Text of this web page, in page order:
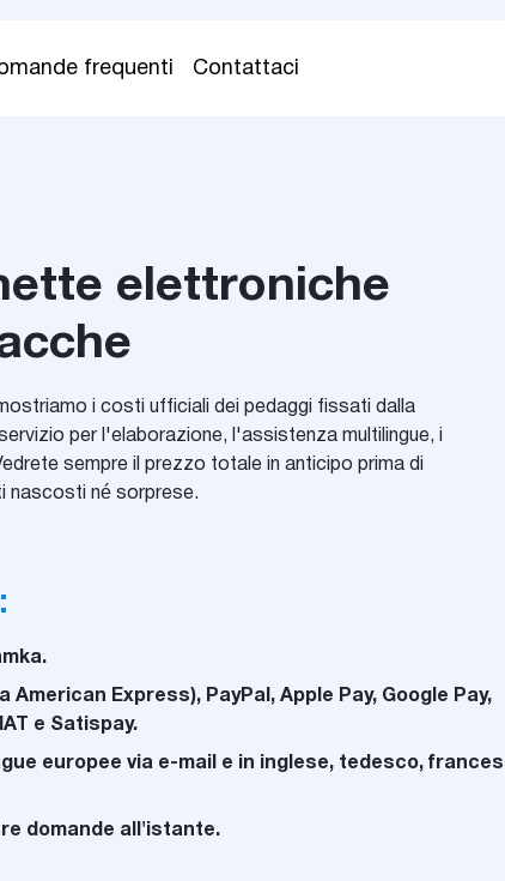
frequenti Contattaci
elettroniche
i costi ufficiali dei pedaggi fissati dalla
per l'elaborazione, l'assistenza multilingue, i
sempre il prezzo totale in anticipo prima di
nascosti né sorprese.
Express), PayPal, Apple Pay, Google Pay,
e Satispay.
europee via e-mail e in inglese, tedesco,
domande all'istante.